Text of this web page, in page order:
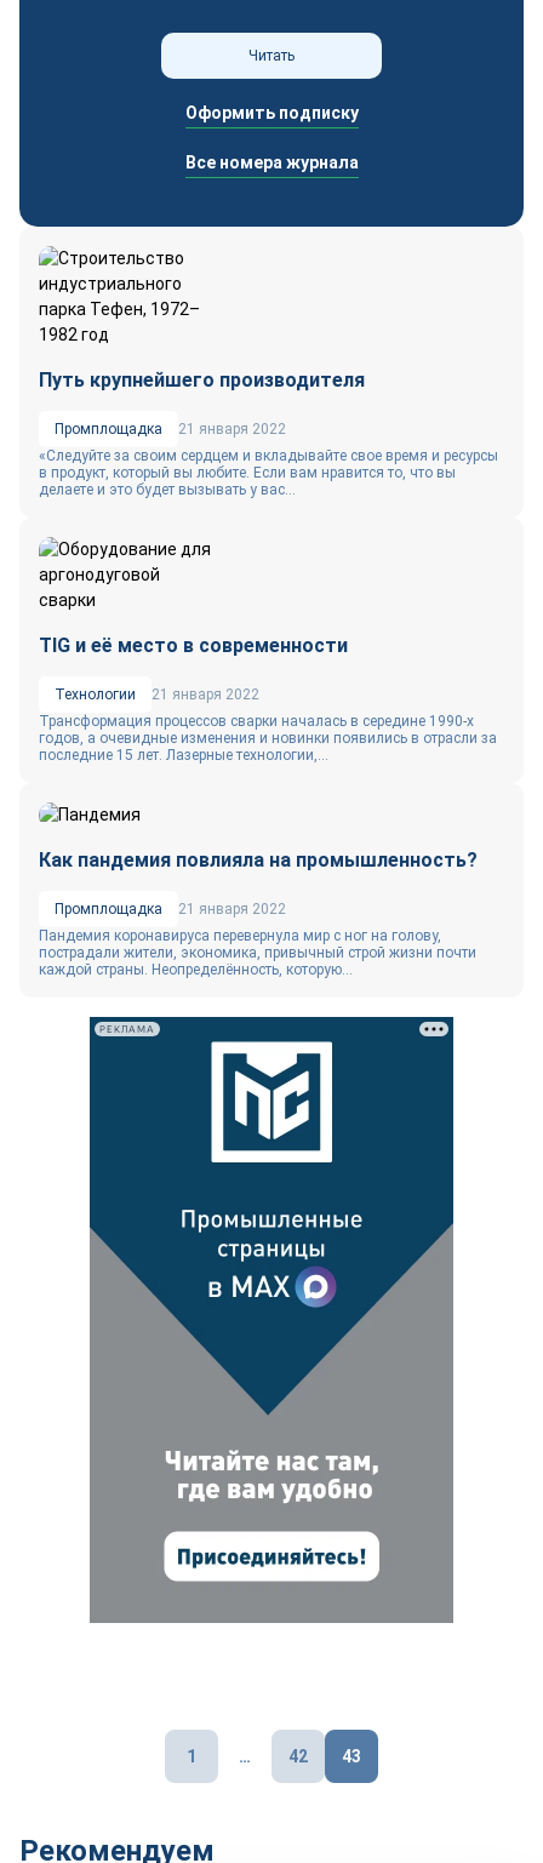
Читать
Оформить подписку
Все номера журнала
Путь крупнейшего производителя
Промплощадка
21 января 2022
«Следуйте за своим сердцем и вкладывайте свое время и ресурсы
в продукт, который вы любите. Если вам нравится то, что вы
делаете и это будет вызывать у вас...
TIG и её место в современности
Технологии
21 января 2022
Трансформация процессов сварки началась в середине 1990-х
годов, а очевидные изменения и новинки появились в отрасли за
последние 15 лет. Лазерные технологии,...
Как пандемия повлияла на промышленность?
Промплощадка
21 января 2022
Пандемия коронавируса перевернула мир с ног на голову,
пострадали жители, экономика, привычный строй жизни почти
каждой страны. Неопределённость, которую...
РЕКЛАМА
1 … 42 43
Рекомендуем